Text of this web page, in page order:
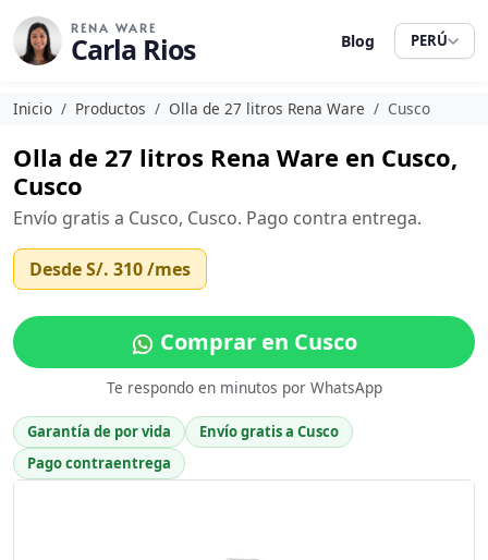
RENA WARE
Carla Rios Blog PERÚ
Inicio Productos Olla de 27 litros Rena Ware Cusco
Olla de 27 litros Rena Ware en Cusco,
Cusco
Envío gratis a Cusco, Cusco. Pago contra entrega.
DesdeS/. 310/mes
Comprar en Cusco
Te respondo en minutos por WhatsApp
Garantía de por vida
Envío gratis a Cusco
Pago contraentrega